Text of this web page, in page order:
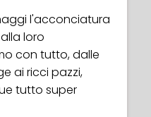
l'acconciatura
loro
con tutto, dalle
ai ricci pazzi,
tutto super